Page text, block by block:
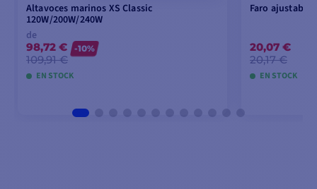
Altavoces marinos XS Classic
120W/200W/240W
de
98,72 €
109,91 €
-10%
EN STOCK
Faro ajustable
20,07 €
20,17 €
EN STOCK